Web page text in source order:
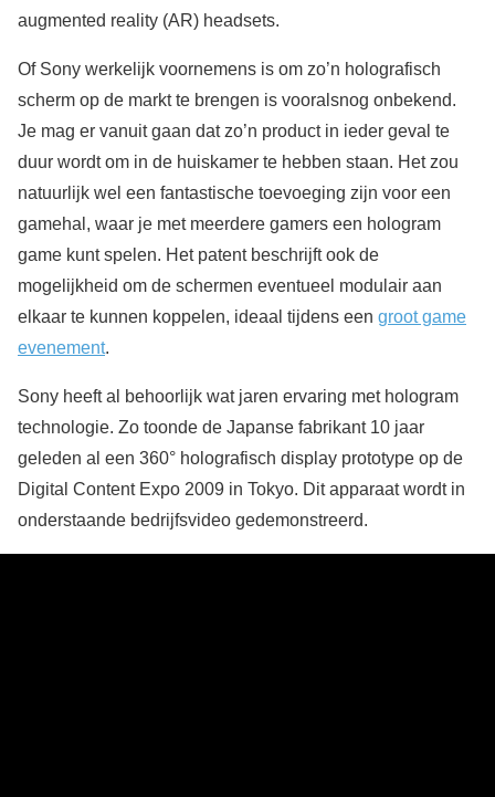
augmented reality (AR) headsets.
Of Sony werkelijk voornemens is om zo’n holografisch
scherm op de markt te brengen is vooralsnog onbekend.
Je mag er vanuit gaan dat zo’n product in ieder geval te
duur wordt om in de huiskamer te hebben staan. Het zou
natuurlijk wel een fantastische toevoeging zijn voor een
gamehal, waar je met meerdere gamers een hologram
game kunt spelen. Het patent beschrijft ook de
mogelijkheid om de schermen eventueel modulair aan
elkaar te kunnen koppelen, ideaal tijdens een groot game
evenement.
Sony heeft al behoorlijk wat jaren ervaring met hologram
technologie. Zo toonde de Japanse fabrikant 10 jaar
geleden al een 360° holografisch display prototype op de
Digital Content Expo 2009 in Tokyo. Dit apparaat wordt in
onderstaande bedrijfsvideo gedemonstreerd.